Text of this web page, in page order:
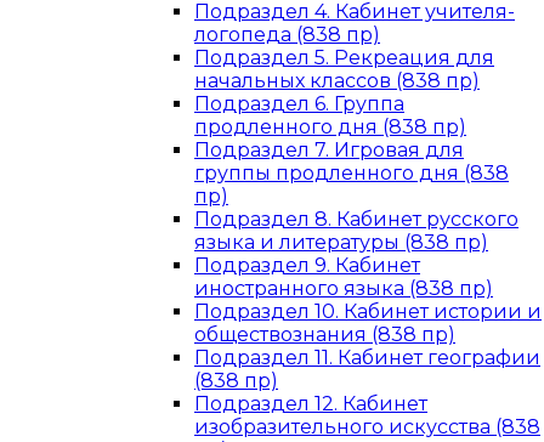
Подраздел 4. Кабинет учителя-
логопеда (838 пр)
Подраздел 5. Рекреация для
начальных классов (838 пр)
Подраздел 6. Группа
продленного дня (838 пр)
Подраздел 7. Игровая для
группы продленного дня (838
пр)
Подраздел 8. Кабинет русского
языка и литературы (838 пр)
Подраздел 9. Кабинет
иностранного языка (838 пр)
Подраздел 10. Кабинет истории и
обществознания (838 пр)
Подраздел 11. Кабинет географии
(838 пр)
Подраздел 12. Кабинет
изобразительного искусства (838